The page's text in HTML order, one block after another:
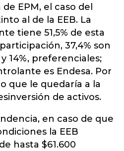
EPM, el caso del
al de la EEB. La
tiene 51,5% de esta
37,4% son
14%, preferenciales;
es Endesa. Por
que le quedaría a la
de activos.
en caso de que
la EEB
hasta $61.600